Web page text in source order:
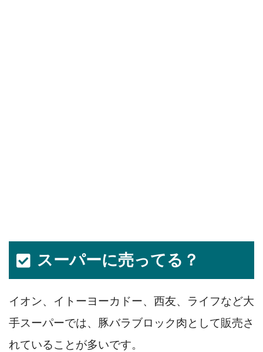
スーパーに売ってる？
イオン、イトーヨーカドー、西友、ライフなど大
手スーパーでは、豚バラブロック肉として販売さ
れていることが多いです。